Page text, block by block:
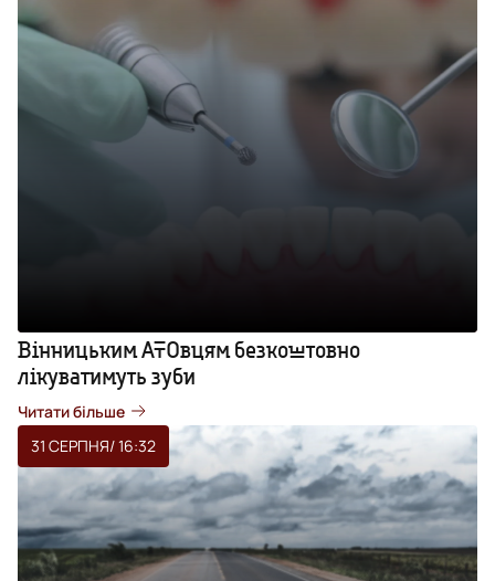
Вінницьким АТОвцям безкоштовно
лікуватимуть зуби
Читати більше
31 СЕРПНЯ/ 16:32